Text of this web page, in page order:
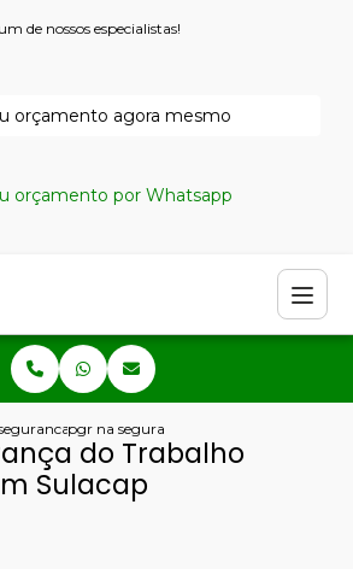
de nossos especialistas!
orçamento agora mesmo
orçamento por Whatsapp
do trabalho
pgr na seguranca do trabalho marcar
do Trabalho
Sulacap